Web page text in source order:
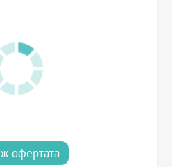
офертата